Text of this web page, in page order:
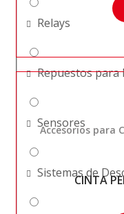
Relays
Repuestos para
Sensores
Sistemas de
Accesorios para
CINTA